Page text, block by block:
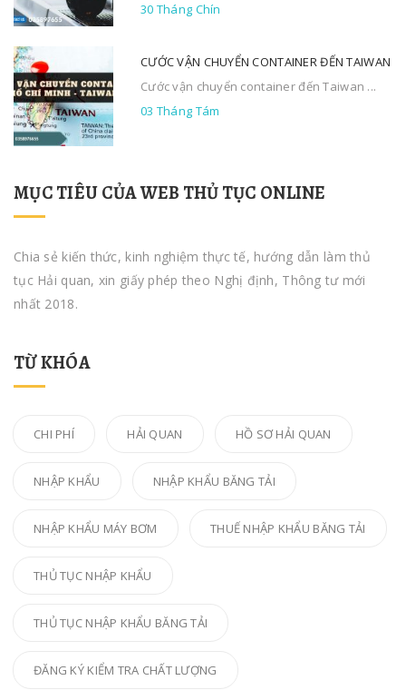
30 Tháng Chín
CƯỚC VẬN CHUYỂN CONTAINER ĐẾN TAIWAN
Cước vận chuyển container đến Taiwan ...
03 Tháng Tám
MỤC TIÊU CỦA WEB THỦ TỤC ONLINE
Chia sẻ kiến thức, kinh nghiệm thực tế, hướng dẫn làm thủ
tục Hải quan, xin giấy phép theo Nghị định, Thông tư mới
nhất 2018.
TỪ KHÓA
CHI PHÍ HẢI QUAN HỒ SƠ HẢI QUAN
NHẬP KHẨU NHẬP KHẨU BĂNG TẢI
NHẬP KHẨU MÁY BƠM THUẾ NHẬP KHẨU BĂNG TẢI
THỦ TỤC NHẬP KHẨU
THỦ TỤC NHẬP KHẨU BĂNG TẢI
ĐĂNG KÝ KIỂM TRA CHẤT LƯỢNG